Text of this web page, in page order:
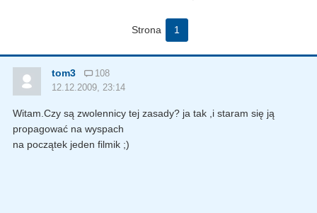
Strona 1
tom3
108
12.12.2009, 23:14
Witam.Czy są zwolennicy tej zasady? ja tak ,i staram się ją
propagować na wyspach
na początek jeden filmik ;)